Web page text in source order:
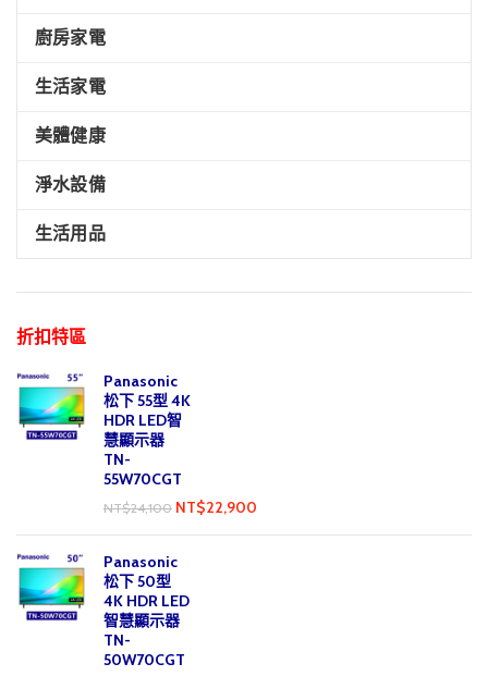
廚房家電
生活家電
美體健康
淨水設備
生活用品
折扣特區
Panasonic
松下 55型 4K
HDR LED智
慧顯示器
TN-
55W70CGT
NT$24,100 NT$22,900
Panasonic
松下 50型
4K HDR LED
智慧顯示器
TN-
50W70CGT